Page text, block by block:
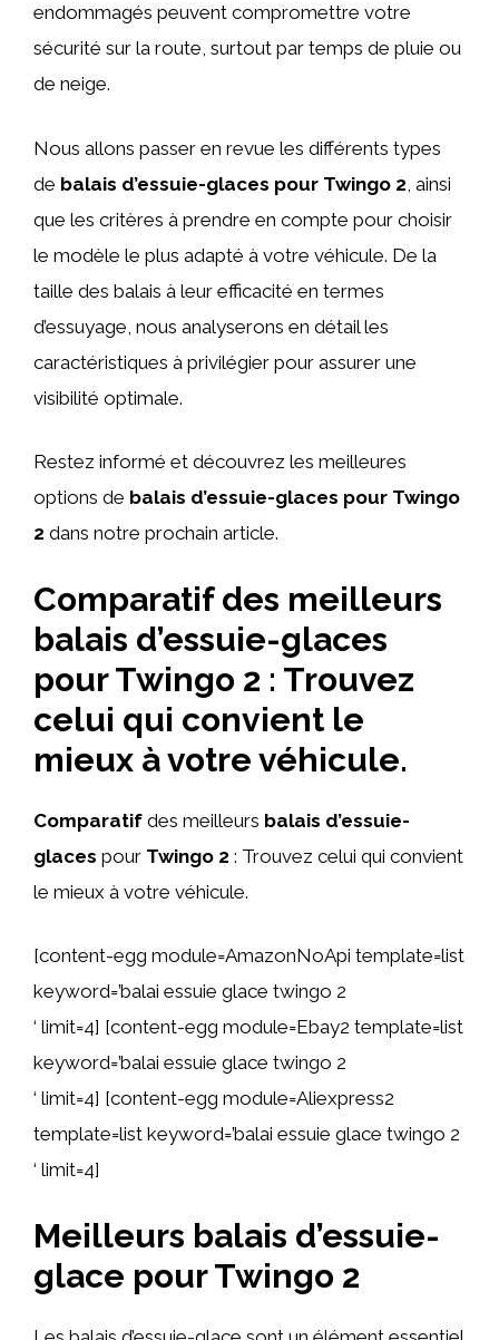
endommagés peuvent compromettre votre
sécurité sur la route, surtout par temps de pluie ou
de neige.
Nous allons passer en revue les différents types
de balais d’essuie-glaces pour Twingo 2 , ainsi
que les critères à prendre en compte pour choisir
le modèle le plus adapté à votre véhicule. De la
taille des balais à leur efficacité en termes
d’essuyage, nous analyserons en détail les
caractéristiques à privilégier pour assurer une
visibilité optimale.
Restez informé et découvrez les meilleures
options de balais d’essuie-glaces pour Twingo
2 dans notre prochain article.
Comparatif des meilleurs
balais d’essuie-glaces
pour Twingo 2 : Trouvez
celui qui convient le
mieux à votre véhicule.
Comparatif des meilleurs balais d’essuie-
glaces pour Twingo 2 : Trouvez celui qui convient
le mieux à votre véhicule.
[content-egg module=AmazonNoApi template=list
keyword=’balai essuie glace twingo 2
‘ limit=4] [content-egg module=Ebay2 template=list
keyword=’balai essuie glace twingo 2
‘ limit=4] [content-egg module=Aliexpress2
template=list keyword=’balai essuie glace twingo 2
‘ limit=4]
Meilleurs balais d’essuie-
glace pour Twingo 2